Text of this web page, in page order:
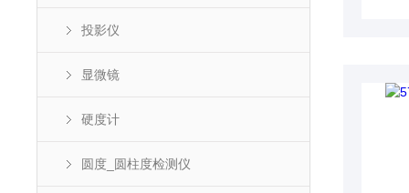
投影仪
显微镜
硬度计
圆度_圆柱度检测仪